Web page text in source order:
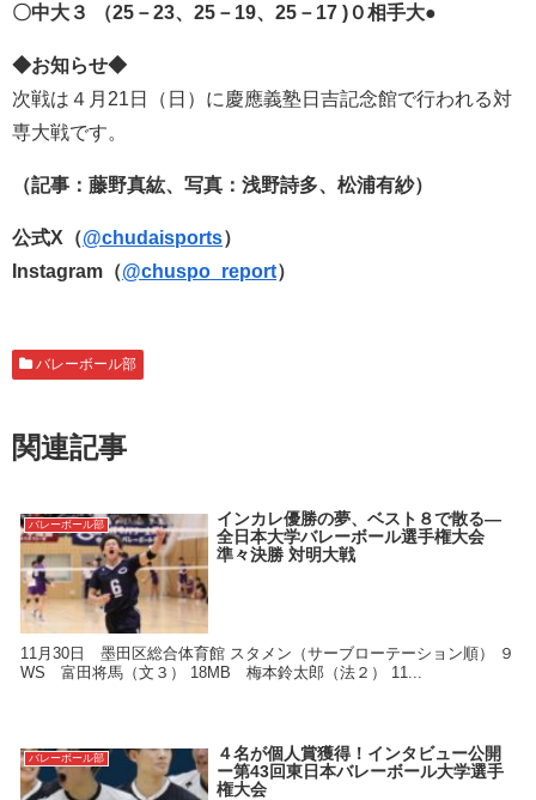
〇中大３ （25－23、25－19、25－17 )０相手大●
◆お知らせ◆
次戦は４月21日（日）に慶應義塾日吉記念館で行われる対
専大戦です。
（記事：藤野真紘、写真：浅野詩多、松浦有紗）
公式X（@chudaisports）
Instagram（@chuspo_report）
バレーボール部
関連記事
バレーボール部
インカレ優勝の夢、ベスト８で散る―
全日本大学バレーボール選手権大会
準々決勝 対明大戦
11月30日 墨田区総合体育館 スタメン（サーブローテーション順） ９
WS 富田将馬（文３） 18MB 梅本鈴太郎（法２） 11...
バレーボール部
４名が個人賞獲得！インタビュー公開
ー第43回東日本バレーボール大学選手
権大会